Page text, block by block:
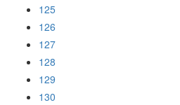
125
126
127
128
129
130